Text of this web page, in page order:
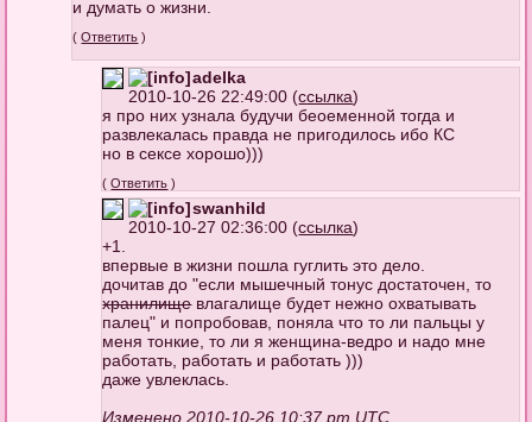
и думать о жизни.
(Ответить )
adelka
2010-10-26 22:49:00 (ссылка)
я про них узнала будучи беоеменной тогда и
развлекалась правда не пригодилось ибо КС
но в сексе хорошо)))
(Ответить )
swanhild
2010-10-27 02:36:00 (ссылка)
+1.
впервые в жизни пошла гуглить это дело.
дочитав до "если мышечный тонус достаточен, то
хранилищевлагалище будет нежно охватывать
палец" и попробовав, поняла что то ли пальцы у
меня тонкие, то ли я женщина-ведро и надо мне
работать, работать и работать )))
даже увлеклась.
Изменено 2010-10-26 10:37 pm UTC